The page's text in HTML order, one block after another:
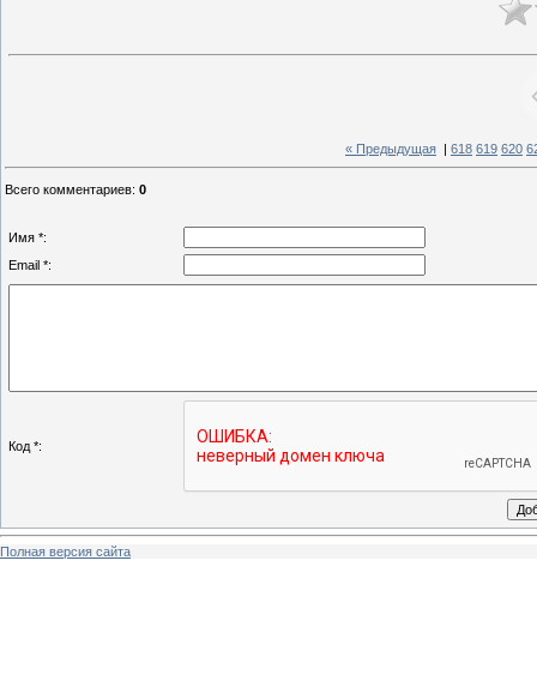
« Предыдущая 618 619 620
Всего комментариев: 0
Имя *:
Email *:
Код *:
Полная версия сайта